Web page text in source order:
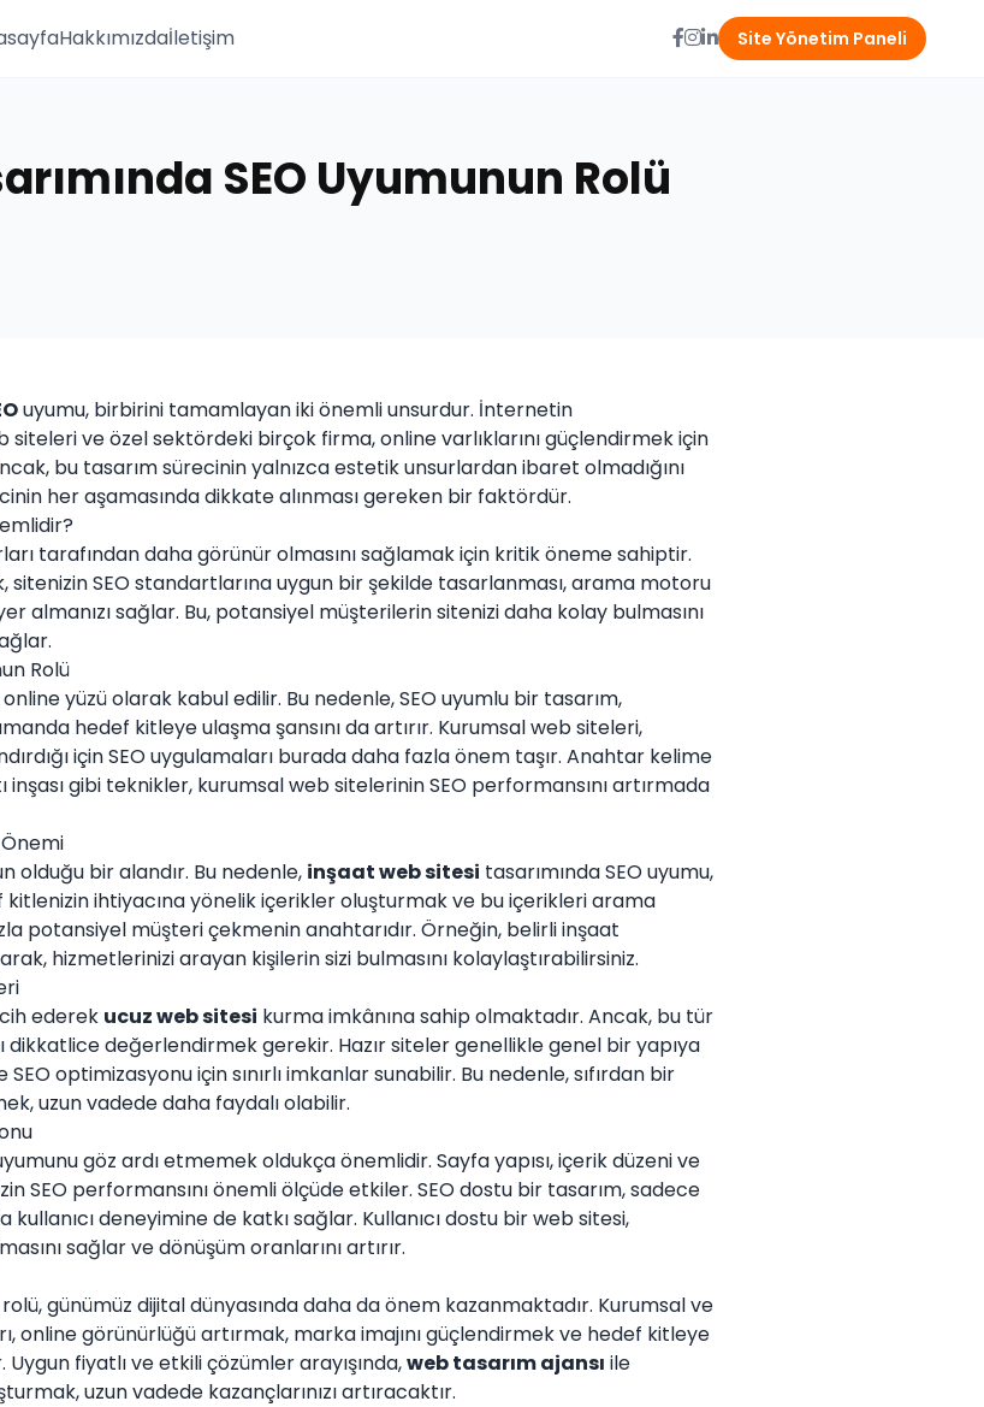
Hakkımızdaİletişim Site Yönetim Paneli
SEO Uyumunun Rolü
uyumu, birbirini tamamlayan iki önemli unsurdur. İnternetin
siteleri ve özel sektördeki birçok firma, online varlıklarını güçlendirmek için
bu tasarım sürecinin yalnızca estetik unsurlardan ibaret olmadığını
her aşamasında dikkate alınması gereken bir faktördür.
tarafından daha görünür olmasını sağlamak için kritik öneme sahiptir.
sitenizin SEO standartlarına uygun bir şekilde tasarlanması, arama motoru
almanızı sağlar. Bu, potansiyel müşterilerin sitenizi daha kolay bulmasını
Rolü
yüzü olarak kabul edilir. Bu nedenle, SEO uyumlu bir tasarım,
hedef kitleye ulaşma şansını da artırır. Kurumsal web siteleri,
için SEO uygulamaları burada daha fazla önem taşır. Anahtar kelime
gibi teknikler, kurumsal web sitelerinin SEO performansını artırmada
olduğu bir alandır. Bu nedenle, inşaat web sitesi tasarımında SEO uyumu,
kitlenizin ihtiyacına yönelik içerikler oluşturmak ve bu içerikleri arama
potansiyel müşteri çekmenin anahtarıdır. Örneğin, belirli inşaat
hizmetlerinizi arayan kişilerin sizi bulmasını kolaylaştırabilirsiniz.
ederek ucuz web sitesi kurma imkânına sahip olmaktadır. Ancak, bu tür
dikkatlice değerlendirmek gerekir. Hazır siteler genellikle genel bir yapıya
optimizasyonu için sınırlı imkanlar sunabilir. Bu nedenle, sıfırdan bir
uzun vadede daha faydalı olabilir.
göz ardı etmemek oldukça önemlidir. Sayfa yapısı, içerik düzeni ve
SEO performansını önemli ölçüde etkiler. SEO dostu bir tasarım, sadece
deneyimine de katkı sağlar. Kullanıcı dostu bir web sitesi,
sağlar ve dönüşüm oranlarını artırır.
günümüz dijital dünyasında daha da önem kazanmaktadır. Kurumsal ve
online görünürlüğü artırmak, marka imajını güçlendirmek ve hedef kitleye
fiyatlı ve etkili çözümler arayışında,web tasarım ajansı ile
uzun vadede kazançlarınızı artıracaktır.